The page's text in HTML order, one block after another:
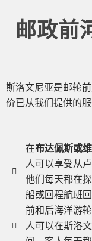
邮政前
斯洛文尼亚是邮轮
价已从我们提供的
在布达佩斯或
人可以享受从
他们每天都在
船或回程航班回
前和后海洋游
人可以在斯洛